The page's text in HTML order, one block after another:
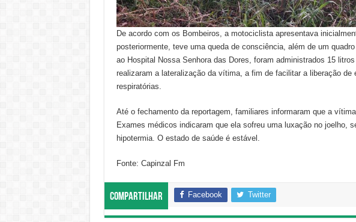
De acordo com os Bombeiros, a motociclista apresentava
posteriormente, teve uma queda de consciência, além de um
ao Hospital Nossa Senhora das Dores, foram administrados 15
realizaram a lateralização da vítima, a fim de facilitar a liberação de
respiratórias.
Até o fechamento da reportagem, familiares informaram que a
Exames médicos indicaram que ela sofreu uma luxação no joelho,
hipotermia. O estado de saúde é estável.
Fonte: Capinzal Fm
Compartilhar Facebook Twitter